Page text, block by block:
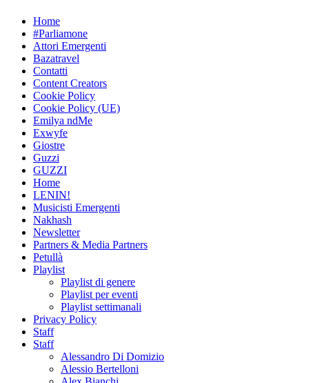
Skip
content
Home
#Parliamone
Attori Emergenti
Bazatravel
Contatti
Content Creators
Cookie Policy
Cookie Policy (UE)
Emilya ndMe
Exwyfe
Giostre
Guzzi
GUZZI
Home
LENIN!
Musicisti Emergenti
Nakhash
Newsletter
Partners & Media Partners
Petullà
Playlist
Playlist di genere
Playlist per eventi
Playlist settimanali
Privacy Policy
Staff
Staff
Alessandro Di Domizio
Alessio Bertelloni